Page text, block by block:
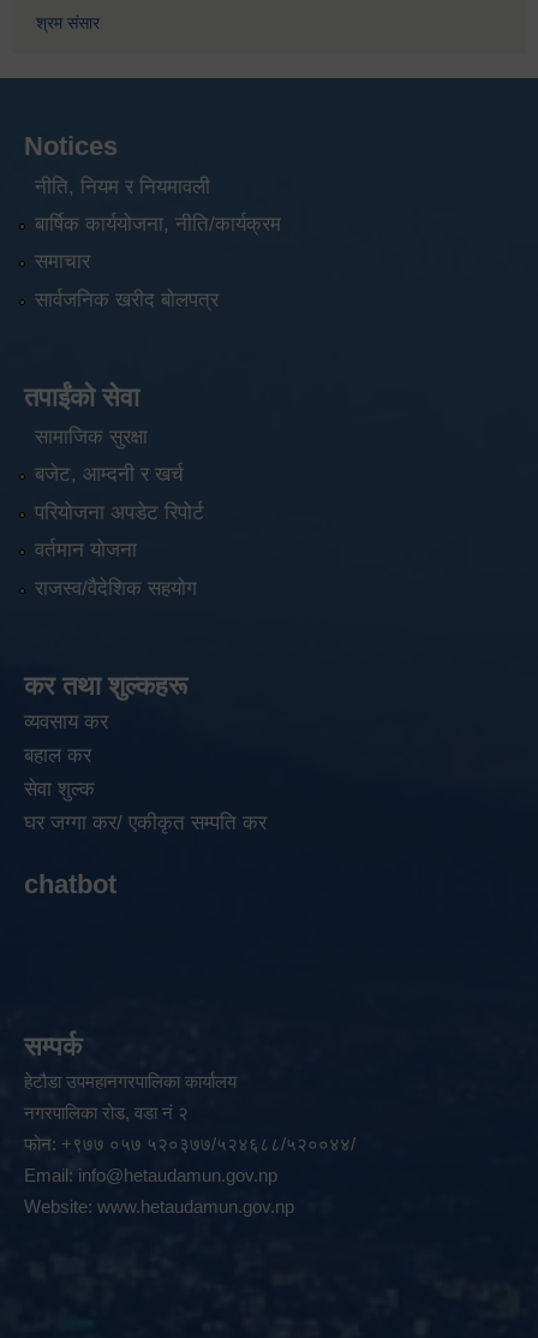
श्रम संसार
Notices
नीति, नियम र नियमावली
बार्षिक कार्ययोजना, नीति/कार्यक्रम
समाचार
सार्वजनिक खरीद बोलपत्र
तपाईंको सेवा
सामाजिक सुरक्षा
बजेट, आम्दनी र खर्च
परियोजना अपडेट रिपोर्ट
वर्तमान योजना
राजस्व/वैदेशिक सहयोग
कर तथा शुल्कहरू
व्यवसाय कर
बहाल कर
सेवा शुल्क
घर जग्गा कर/ एकीकृत सम्पति कर
chatbot
सम्पर्क
हेटौडा उपमहानगरपालिका कार्यालय
नगरपालिका रोड, वडा नं २
फोन: +९७७ ०५७ ५२०३७७/५२४६८८/५२००४४/
Email: info@hetaudamun.gov.np
Website: www.hetaudamun.gov.np